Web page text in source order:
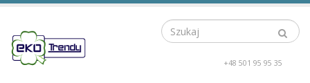
Szukaj
+48 501 95 95 35